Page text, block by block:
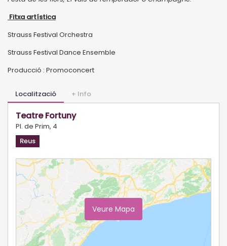
Fitxa artística
Strauss Festival Orchestra
Strauss Festival Dance Ensemble
Producció : Promoconcert
Localització + Info
Teatre Fortuny
Pl. de Prim, 4
Reus
Veure Mapa